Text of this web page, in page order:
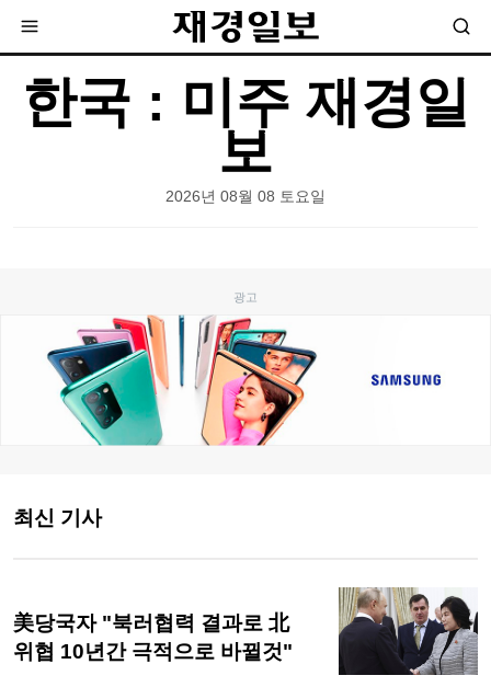
한국 : 미주 재경일
보
2026년 08월 08 토요일
최신 기사
美당국자 "북러협력 결과로 北
위협 10년간 극적으로 바뀔것"